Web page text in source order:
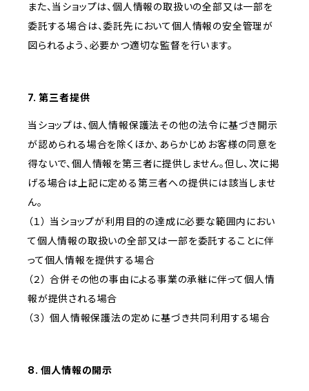
また、当ショップは、個人情報の取扱いの全部又は一部を
委託する場合は、委託先において個人情報の安全管理が
図られるよう、必要かつ適切な監督を行います。
7. 第三者提供
当ショップは、個人情報保護法その他の法令に基づき開示
が認められる場合を除くほか、あらかじめお客様の同意を
得ないで、個人情報を第三者に提供しません。但し、次に掲
げる場合は上記に定める第三者への提供には該当しませ
ん。
（１） 当ショップが利用目的の達成に必要な範囲内におい
て個人情報の取扱いの全部又は一部を委託することに伴
って個人情報を提供する場合
（２） 合併その他の事由による事業の承継に伴って個人情
報が提供される場合
（３） 個人情報保護法の定めに基づき共同利用する場合
8. 個人情報の開示